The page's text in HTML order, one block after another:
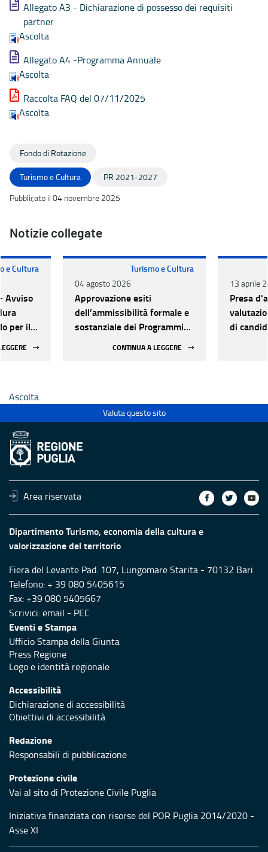
Allegato A3 - Dichiarazione di possesso dei requisiti
partner
Ascolta
Allegato A4 -Programma Annuale
Ascolta
Raccolta FAQ del 07/11/2025
Ascolta
Fondo di Rotazione
Turismo e Cultura
PR 2021-2027
Pubblicato il 04 novembre 2025
Notizie collegate
e Cultura
Avviso
per il
Turismo e Cultura
04 agosto 2026
Approvazione esiti
dell’ammissibilità formale e
sostanziale dei Programmi
CONTINUA A LEGGERE
13 aprile
Presa
di
Ascolta
Valuta questo sito
Area riservata
Dipartimento Turismo, economia della cultura e
valorizzazione del territorio
Fiera del Levante Pad. 107, Lungomare Starita - 70132 Bari
Telefono: + 39 080 5405615
Fax: +39 080 5405667
Scrivici:email - PEC
Eventi e Stampa
Ufficio Stampa della Giunta
Press Regione
Logo e identità regionale
Accessibilità
Dichiarazione di accessibilità
Obiettivi di accessibilità
Redazione
Responsabili di pubblicazione
Protezione civile
Vai al sito di Protezione Civile Puglia
Iniziativa finanziata con risorse del POR Puglia 2014/2020 -
Asse XI